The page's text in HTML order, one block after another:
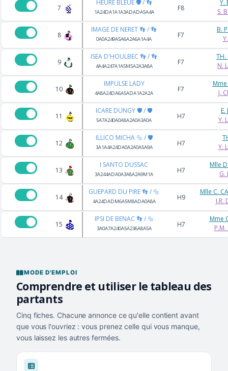
7
HEURE BLEUE 🛡️ / 👣
1A24DA1A1A3ADADA5A4A F8
Y.
S.
8
IMAGE DE NERET 👣 / 👣
0A0A249A5A6A2A6A1A4A F7
B.
9
ISEA D'HOULBEC 👣 / 👣
4A4A247A1A5M5A2A3A8A F7
TH.
N.
10
IMPULSE LADY
4A8A24DA6A5ADA1A2A2A F7
Mme
J.
11
ICARE DUNGY 🛡️ / 🛡️
5A7A240A0A8A2A0A3A0A H7
E.
Y.
12
ILLICO MICHA 🔩 / 🛡️
3A1A4A24DA0A2A0A5A9A H7
Y.
13
I SANTO DUSSAC
3A244ADA0A3A8A2A9M1A H7
Mlle
G.
14
GUEPARD DU PIRE 👣 / 🔩
4A24DADM6A5M8ADA0A8A H9
Mlle C.
J.R.
15
IPSI DE BENAC 👣 / 🔩
3A0A7A240A5A236A8A5A H7
Mme
MODE D'EMPLOI
Comprendre et utiliser le tableau des
partants
Cinq fiches. Chacune annonce ce qu'elle contient avant
que vous l'ouvriez : vous prenez celle qui vous manque,
vous laissez les autres fermées.